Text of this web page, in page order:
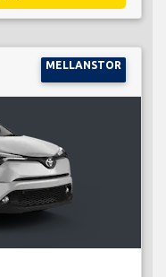
MELLANSTOR